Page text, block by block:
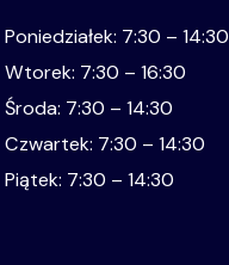
Poniedziałek: 7:30 – 14:30
Wtorek: 7:30 – 16:30
Środa: 7:30 – 14:30
Czwartek: 7:30 – 14:30
Piątek: 7:30 – 14:30